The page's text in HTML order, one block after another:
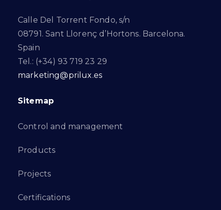
Calle Del Torrent Fondo, s/n
08791. Sant Llorenç d’Hortons. Barcelona.
Spain
Tel.: (+34) 93 719 23 29
marketing@prilux.es
Sitemap
Control and management
Products
Projects
Certifications